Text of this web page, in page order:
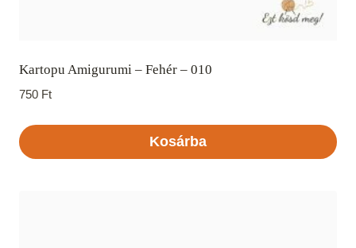
Kartopu Amigurumi – Fehér – 010
750 Ft
Kosárba